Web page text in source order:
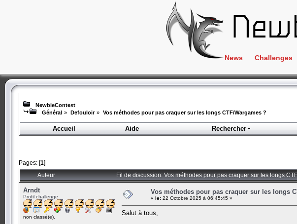
News Challenges
Crackme
NewbieContest
Général » Defouloir » Vos méthodes pour pas craquer sur les longs CTF/Wargames ?
Accueil
Aide Rechercher
Pages: [1]
Auteur Fil de discussion: Vos méthodes pour pas craquer sur les longs
Arndt
Profil challenge
non classé(e).
Vos méthodes pour pas craquer sur les longs
« le: 22 Octobre 2025 à 06:45:45 »
Salut à tous,